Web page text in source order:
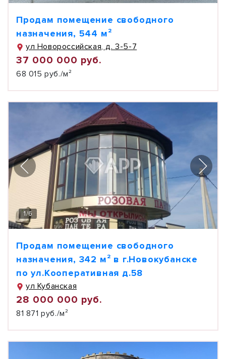
Продам помещение свободного
назначения, 544 м²
ул Новороссийская, д. 3-5-7
37 000 000 руб.
68 015 руб./м²
1/6
Продам помещение свободного
назначения, 342 м² в г.Новокубанске
по ул.Кооперативная д.58
ул Кубанская
28 000 000 руб.
81 871 руб./м²